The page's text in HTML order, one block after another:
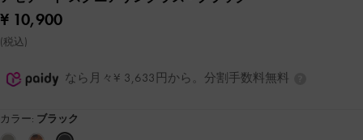
¥ 10,900
(税込)
なら月々¥ 3,633円から。分割手数料無料
カラー: ブラック